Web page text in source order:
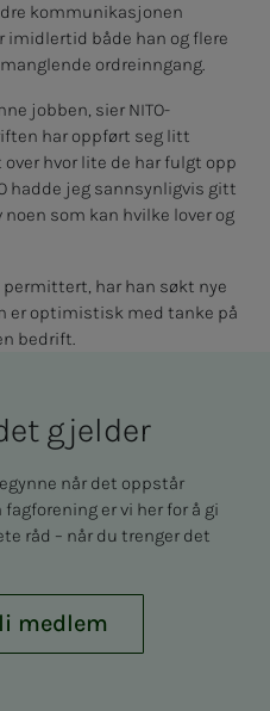
kommunikasjonen
imidlertid både han og flere
ordreinngang.
jobben, sier NITO-
har oppført seg litt
hvor lite de har fulgt opp
hadde jeg sannsynligvis gitt
noen som kan hvilke lover og
har han søkt nye
er optimistisk med tanke på
bedrift.
gjel­­­der
når det oppstår
er vi her for å gi
råd – når du trenger det
medlem